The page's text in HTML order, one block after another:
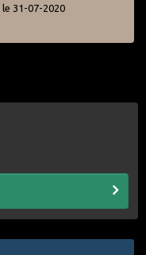
le 31-07-2020